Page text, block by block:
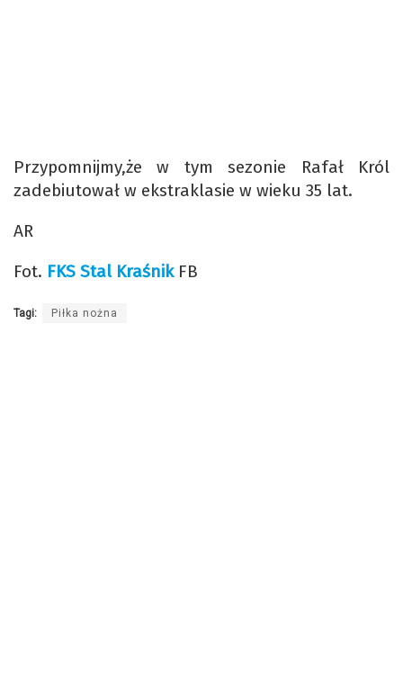
Przypomnijmy,że w tym sezonie Rafał Król
zadebiutował w ekstraklasie w wieku 35 lat.
AR
Fot. FKS Stal KraśnikFB
Tagi: Piłka nożna